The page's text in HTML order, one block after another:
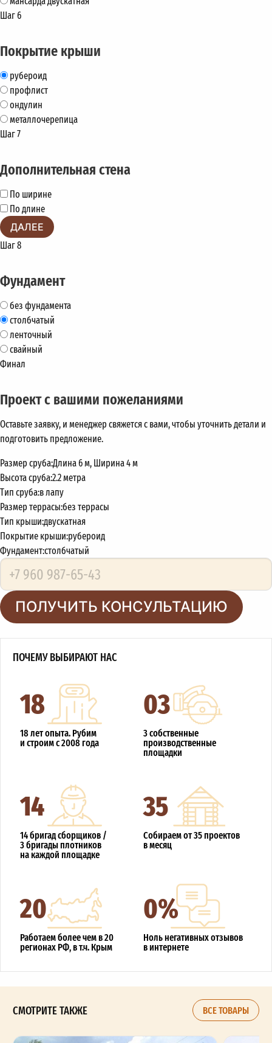
Шаг 6
Покрытие крыши
рубероид
профлист
ондулин
металлочерепица
Шаг 7
Дополнительная стена
По ширине
По длине
ДАЛЕЕ
Шаг 8
Фундамент
без фундамента
столбчатый
ленточный
свайный
Финал
Проект с вашими пожеланиями
Оставьте заявку, и менеджер свяжется с вами, чтобы уточнить детали и
подготовить предложение.
Размер сруба:Длина 6 м, Ширина 4 м
Высота сруба:2.2 метра
Тип сруба:в лапу
Размер террасы:без террасы
Тип крыши:двускатная
Покрытие крыши:рубероид
Фундамент:столбчатый
ПОЛУЧИТЬ КОНСУЛЬТАЦИЮ
ПОЧЕМУ ВЫБИРАЮТ НАС
18
18 лет опыта. Рубим
и строим с 2008 года
03
3 собственные
производственные
площадки
14
14 бригад сборщиков /
3 бригады плотников
на каждой площадке
35
Собираем от 35 проектов
в месяц
20
Работаем более чем в 20
регионах РФ, в т.ч. Крым
0%
Ноль негативных отзывов
в интернете
СМОТРИТЕ ТАКЖЕ ВСЕ ТОВАРЫ